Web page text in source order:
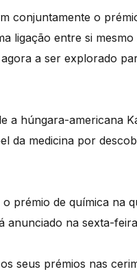
conjuntamente o
ligação entre si
a ser explorado
a húngara-americana
da medicina por
prémio de química na
anunciado na sexta-
seus prémios nas